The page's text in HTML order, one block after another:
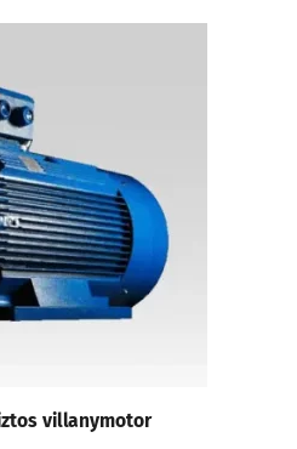
villanymotor